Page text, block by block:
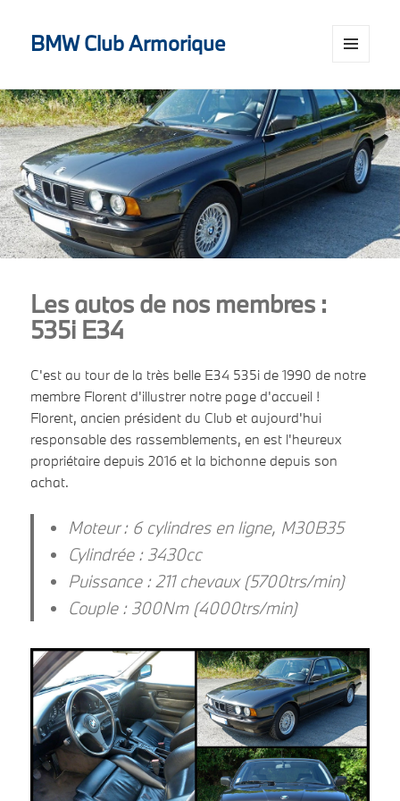
BMW Club Armorique
WIDGETS
Les autos de nos membres :
535i E34
C'est au tour de la très belle E34 535i de 1990 de notre
membre Florent d'illustrer notre page d'accueil !
Florent, ancien président du Club et aujourd'hui
responsable des rassemblements, en est l'heureux
propriétaire depuis 2016 et la bichonne depuis son
achat.
Moteur : 6 cylindres en ligne, M30B35
Cylindrée : 3430cc
Puissance : 211 chevaux (5700trs/min)
Couple : 300Nm (4000trs/min)